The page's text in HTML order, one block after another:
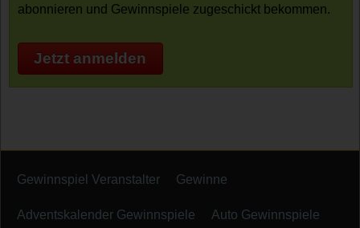
abonnieren und Gewinnspiele zugeschickt bekommen.
Jetzt anmelden
Gewinnspiel Veranstalter Gewinne
Adventskalender Gewinnspiele Auto Gewinnspiele